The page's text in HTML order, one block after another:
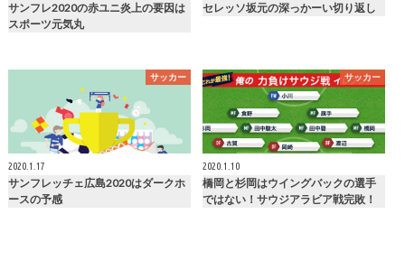
サンフレ2020の赤ユニ炎上の要因は
スポーツ元気丸
セレッソ坂元の深っかーい切り返し
サッカー
2020.1.17
サンフレッチェ広島2020はダークホ
ースの予感
サッカー
2020.1.10
橋岡と杉岡はウイングバックの選手
ではない！サウジアラビア戦完敗！